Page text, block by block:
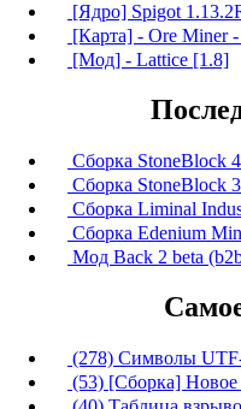
[Ядро] Spigot
[Карта] - Ore Miner
[Мод] - Lattice [1.8]
Сборка StoneBlock
Сборка StoneBlock
Сборка Liminal
Сборка Edenium
Мод Back 2 beta
(278) Символы
(53) [Сборка]